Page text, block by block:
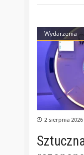
Wydarzenia
2 sierpnia 2026